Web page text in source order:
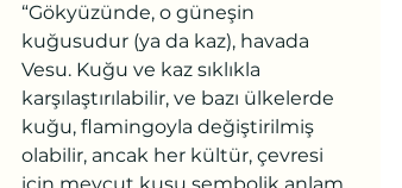
“Gökyüzünde, o güneşin
kuğusudur (ya da kaz), havada
Vesu. Kuğu ve kaz sıklıkla
karşılaştırılabilir, ve bazı ülkelerde
kuğu, flamingoyla değiştirilmiş
olabilir, ancak her kültür, çevresi